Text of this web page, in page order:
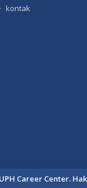
kontak
Career Center.